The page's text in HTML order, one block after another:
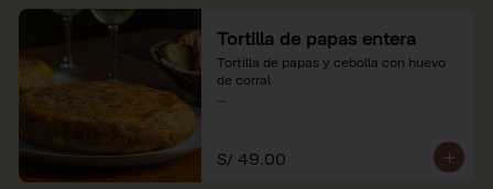
Tortilla de papas entera
Tortilla de papas y cebolla con huevo
de corral
S/ 49.00